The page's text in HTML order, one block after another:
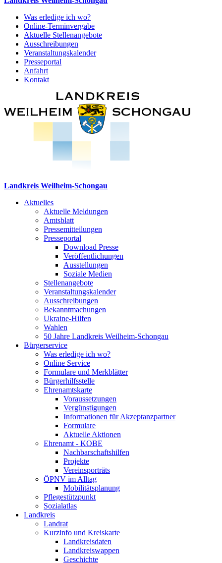
Was erledige ich wo?
Online-Terminvergabe
Aktuelle Stellenangebote
Ausschreibungen
Veranstaltungskalender
Presseportal
Anfahrt
Kontakt
Landkreis Weilheim-Schongau
Aktuelles
Aktuelle Meldungen
Amtsblatt
Pressemitteilungen
Presseportal
Download Presse
Veröffentlichungen
Ausstellungen
Soziale Medien
Stellenangebote
Veranstaltungskalender
Ausschreibungen
Bekanntmachungen
Ukraine-Hilfen
Wahlen
50 Jahre Landkreis Weilheim-Schongau
Bürgerservice
Was erledige ich wo?
Online Service
Formulare und Merkblätter
Bürgerhilfsstelle
Ehrenamtskarte
Voraussetzungen
Vergünstigungen
Informationen für Akzeptanzpartner
Formulare
Aktuelle Aktionen
Ehrenamt - KOBE
Nachbarschaftshilfen
Projekte
Vereinsporträts
ÖPNV im Alltag
Mobilitätsplanung
Pflegestützpunkt
Sozialatlas
Landkreis
Landrat
Kurzinfo und Kreiskarte
Landkreisdaten
Landkreiswappen
Geschichte